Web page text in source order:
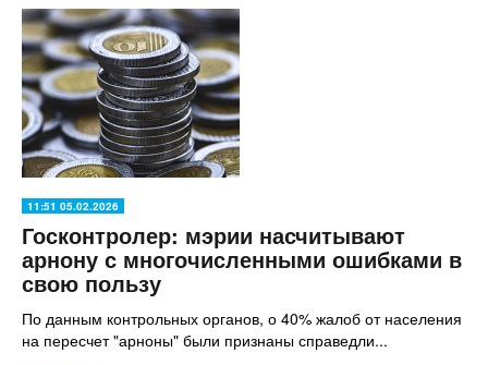
11:51 05.02.2026
Госконтролер: мэрии насчитывают
арнону с многочисленными ошибками в
свою пользу
По данным контрольных органов, о 40% жалоб от населения
на пересчет "арноны" были признаны справедли...